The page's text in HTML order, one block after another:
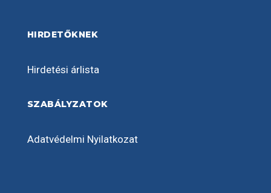
HIRDETŐKNEK
Hirdetési árlista
SZABÁLYZATOK
Adatvédelmi Nyilatkozat